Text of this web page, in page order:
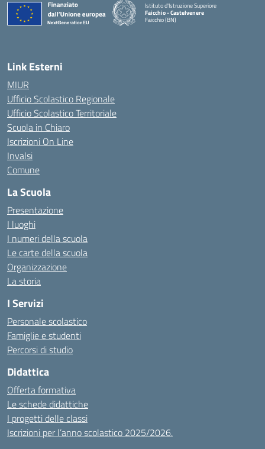
Istituto d'Istruzione Superiore
Faicchio - Castelvenere
Faicchio (BN)
Link Esterni
MIUR
Ufficio Scolastico Regionale
Ufficio Scolastico Territoriale
Scuola in Chiaro
Iscrizioni On Line
Invalsi
Comune
La Scuola
Presentazione
I luoghi
I numeri della scuola
Le carte della scuola
Organizzazione
La storia
I Servizi
Personale scolastico
Famiglie e studenti
Percorsi di studio
Didattica
Offerta formativa
Le schede didattiche
I progetti delle classi
Iscrizioni per l’anno scolastico 2025/2026.